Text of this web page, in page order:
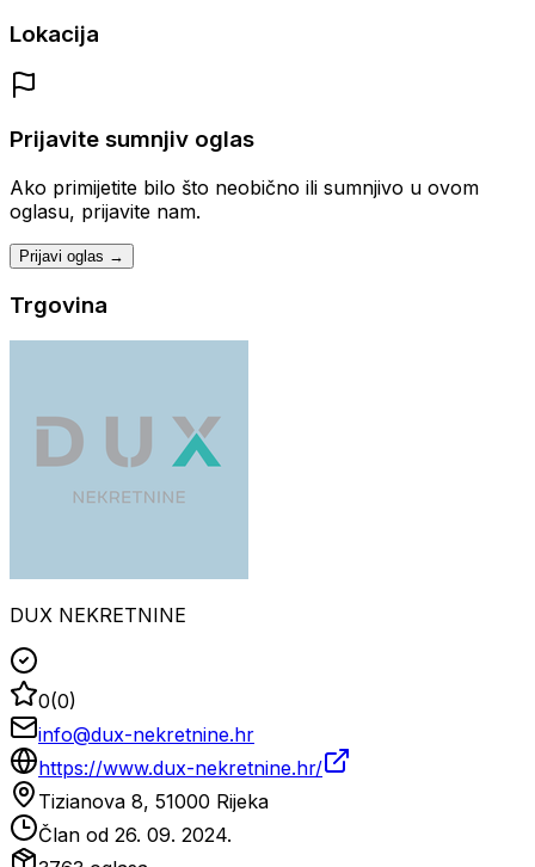
Lokacija
Prijavite sumnjiv oglas
Ako primijetite bilo što neobično ili sumnjivo u ovom
oglasu, prijavite nam.
Prijavi oglas →
Trgovina
DUX NEKRETNINE
0(0)
info@dux-nekretnine.hr
https://www.dux-nekretnine.hr/
Tizianova 8, 51000 Rijeka
Član od 26. 09. 2024.